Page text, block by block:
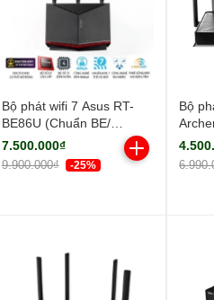
Bộ phát wifi 7 Asus RT-
BE86U (Chuẩn BE/
BE6800Mbps/ 3 Ăng-ten
ngoài, 1 ăng-ten ngầm/
AIMesh)
7.500.000₫
9.900.000₫ -25%
Bộ